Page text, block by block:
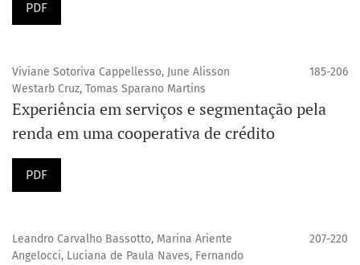
PDF
Viviane Sotoriva Cappellesso, June Alisson
Westarb Cruz, Tomas Sparano Martins
185-206
Experiência em serviços e segmentação pela
renda em uma cooperativa de crédito
PDF
Leandro Carvalho Bassotto, Marina Ariente
Angelocci, Luciana de Paula Naves, Fernando
207-220